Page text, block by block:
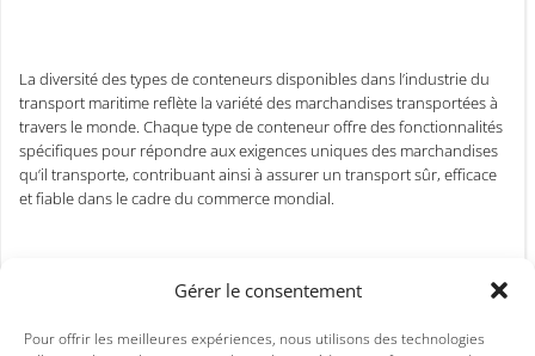
Gérer le consentement
Pour offrir les meilleures expériences, nous utilisons des technologies
La diversité des types de conteneurs disponibles dans l’industrie du
transport maritime reflète la variété des marchandises transportées à
travers le monde. Chaque type de conteneur offre des fonctionnalités
spécifiques pour répondre aux exigences uniques des marchandises
qu’il transporte, contribuant ainsi à assurer un transport sûr, efficace
et fiable dans le cadre du commerce mondial.
Étiquette(s)